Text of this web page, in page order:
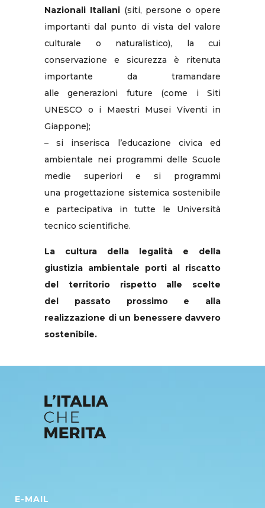
Nazionali Italiani(siti, persone o opere
importanti dal punto di vista del valore
culturale o naturalistico), la cui
conservazione e sicurezza è ritenuta
importante da tramandare
alle generazioni future (come i Siti
UNESCO o i Maestri Musei Viventi in
Giappone);
– si inserisca l’educazione civica ed
ambientale nei programmi delle Scuole
medie superiori e si programmi
una progettazione sistemica sostenibile
e partecipativa in tutte le Università
tecnico scientifiche.
La cultura della legalità e della
giustizia ambientale porti al riscatto
del territorio rispetto alle scelte
del
passato prossimo e alla
realizzazione di un benessere davvero
sostenibile.
E-MAIL